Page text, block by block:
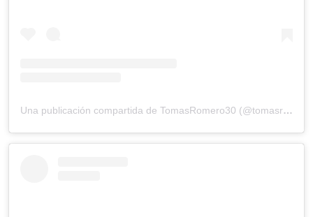
Una publicación compartida de TomasRomero30 (@tomasromero10)